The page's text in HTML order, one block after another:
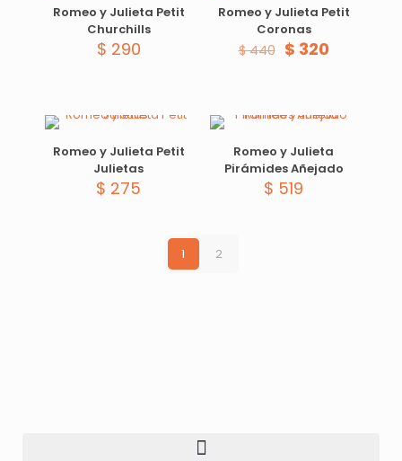
Romeo y Julieta Petit
Churchills
$ 290
Romeo y Julieta Petit
Coronas
$440 $ 320
Romeo y Julieta Petit
Julietas
$ 275
Romeo y Julieta
Pirámides Añejado
$ 519
1 2